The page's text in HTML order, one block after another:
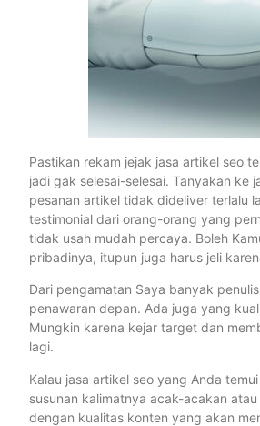
Pastikan rekam jejak jasa artikel seo
jadi gak selesai-selesai. Tanyakan ke
pesanan artikel tidak dideliver terlalu
testimonial dari orang-orang yang
tidak usah mudah percaya. Boleh
pribadinya, itupun juga harus jeli
Dari pengamatan Saya banyak
penawaran depan. Ada juga yang
Mungkin karena kejar target dan
lagi.
Kalau jasa artikel seo yang Anda
susunan kalimatnya acak-acakan
dengan kualitas konten yang akan